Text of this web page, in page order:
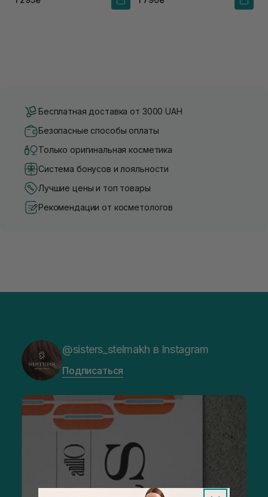
Бесплатная доставка от 3000 UAH
Безопасные способы оплаты
Только оригинальная косметика
Система бонусов и лояльности
Лучшие цены и топ товары
Рекомендации от косметологов
@sisters_stelmakh в Instagram
Подписаться